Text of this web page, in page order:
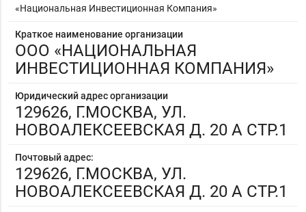
«Национальная Инвестиционная Компания»
Краткое наименование организации
ООО «НАЦИОНАЛЬНАЯ
ИНВЕСТИЦИОННАЯ КОМПАНИЯ»
Юридический адрес организации
129626, Г.МОСКВА, УЛ.
НОВОАЛЕКСЕЕВСКАЯ Д. 20 А СТР.1
Почтовый адрес:
129626, Г.МОСКВА, УЛ.
НОВОАЛЕКСЕЕВСКАЯ Д. 20 А СТР.1